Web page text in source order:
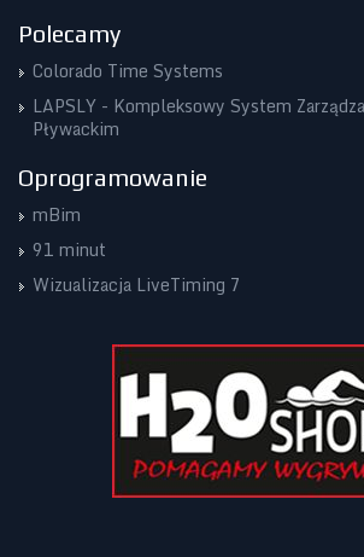
Polecamy
Colorado Time Systems
LAPSLY - Kompleksowy System
Pływackim
Oprogramowanie
mBim
91 minut
Wizualizacja LiveTiming 7